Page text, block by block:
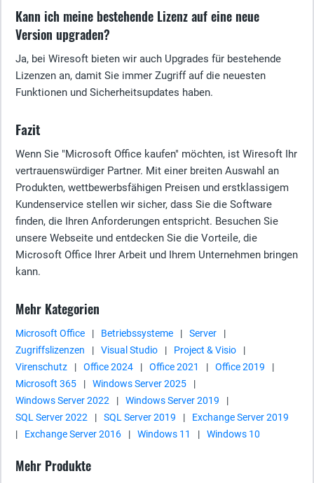
Kann ich meine bestehende Lizenz auf eine neue
Version upgraden?
Ja, bei Wiresoft bieten wir auch Upgrades für bestehende
Lizenzen an, damit Sie immer Zugriff auf die neuesten
Funktionen und Sicherheitsupdates haben.
Fazit
Wenn Sie "Microsoft Office kaufen" möchten, ist Wiresoft Ihr
vertrauenswürdiger Partner. Mit einer breiten Auswahl an
Produkten, wettbewerbsfähigen Preisen und erstklassigem
Kundenservice stellen wir sicher, dass Sie die Software
finden, die Ihren Anforderungen entspricht. Besuchen Sie
unsere Webseite und entdecken Sie die Vorteile, die
Microsoft Office Ihrer Arbeit und Ihrem Unternehmen bringen
kann.
Mehr Kategorien
Microsoft Office | Betriebssysteme | Server
|
Zugriffslizenzen
| Visual Studio | Project & Visio
|
Virenschutz
| Office 2024 | Office 2021 | Office 2019
|
Microsoft 365
| Windows Server 2025
|
Windows Server 2022
| Windows Server 2019
|
SQL Server 2022
| SQL Server 2019 |
Exchange Server 2019
|
Exchange Server 2016 | Windows 11 | Windows 10
Mehr Produkte